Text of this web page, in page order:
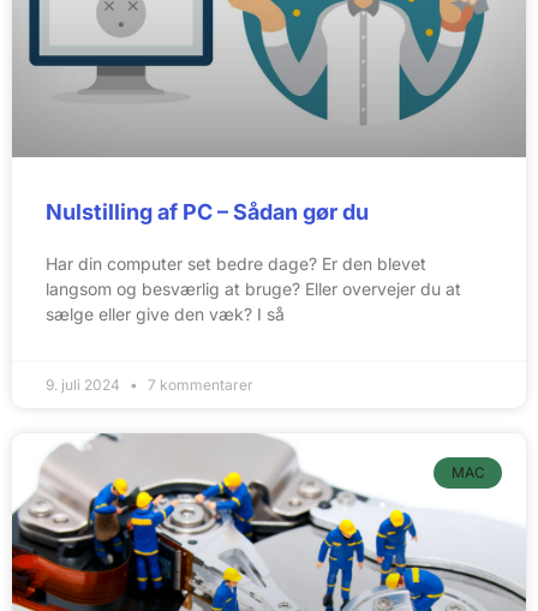
Nulstilling af PC – Sådan gør du
Har din computer set bedre dage? Er den blevet
langsom og besværlig at bruge? Eller overvejer du at
sælge eller give den væk? I så
9. juli 2024 7 kommentarer
MAC